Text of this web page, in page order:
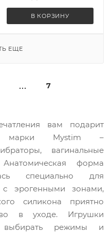
В КОРЗИНУ
ЕЩЕ
7
вам подарит
марки Mystim –
вагинальные
форма
специально для
с эрогенными зонами,
силикона приятно
в уходе. Игрушки
выбирать режимы и